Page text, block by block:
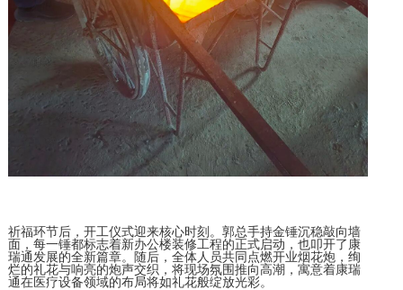
祈福环节后，开工仪式迎来核心时刻。郭总手持金锤沉稳敲向墙
面，每一锤都标志着新办公楼装修工程的正式启动，也叩开了康
瑞通发展的全新篇章。随后，全体人员共同点燃开业烟花炮，绚
烂的礼花与响亮的炮声交织，将现场氛围推向高潮，寓意着康瑞
通在医疗设备领域的布局将如礼花般绽放光彩。